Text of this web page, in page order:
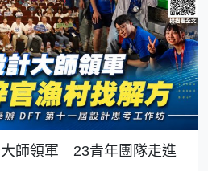
師領軍 23青年團隊走進